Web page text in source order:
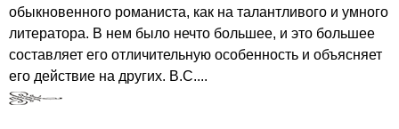
обыкновенного романиста, как на талантливого и умного
литератора. В нем было нечто большее, и это большее
составляет его отличительную особенность и объясняет
его действие на других. В.С....